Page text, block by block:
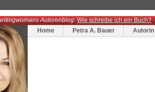
Autorenblog:Wie schreibe ich ein Buch?
Home
Petra A. Bauer Autorin